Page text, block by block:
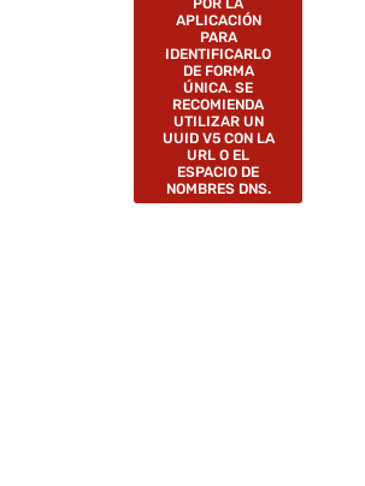
POR LA
APLICACIÓN
PARA
IDENTIFICARLO
DE FORMA
ÚNICA. SE
RECOMIENDA
UTILIZAR UN
UUID V5 CON LA
URL O EL
ESPACIO DE
NOMBRES DNS.